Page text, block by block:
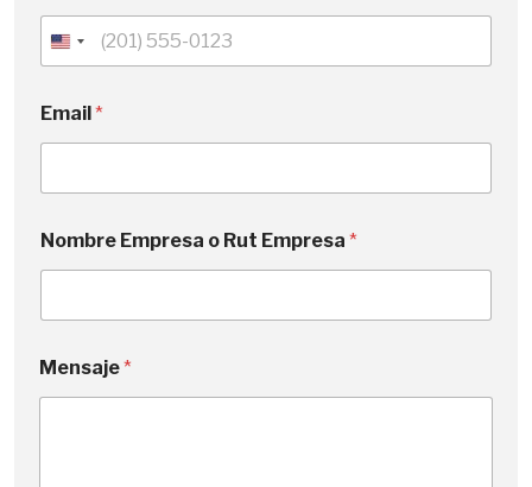
U
i
d
t
a
s
Email*
Nombre Empresa o Rut Empresa *
o
m
Mensaje*